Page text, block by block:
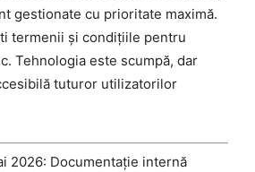
gestionate cu prioritate maximă.
termenii și condițiile pentru
Tehnologia este scumpă, dar
tuturor utilizatorilor
2026: Documentație internă